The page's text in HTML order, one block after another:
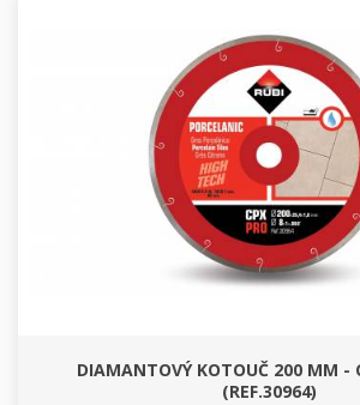
DIAMANTOVÝ KOTOUČ 200 MM -
(REF.30964)